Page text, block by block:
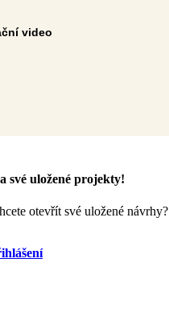
video
své uložené projekty!
otevřít své uložené návrhy?